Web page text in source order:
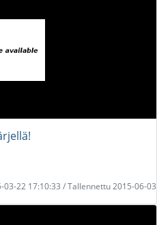
03-22 17:10:33 / Tallennettu 2015-06-03